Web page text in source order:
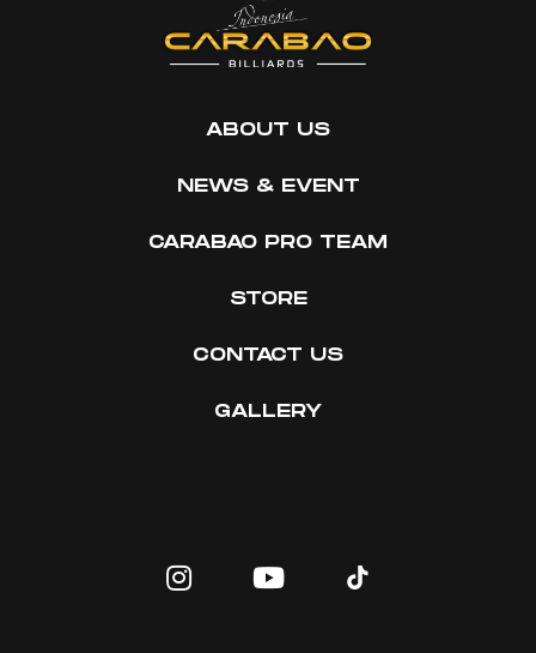
ABOUT US
NEWS & EVENT
CARABAO PRO TEAM
STORE
CONTACT US
GALLERY